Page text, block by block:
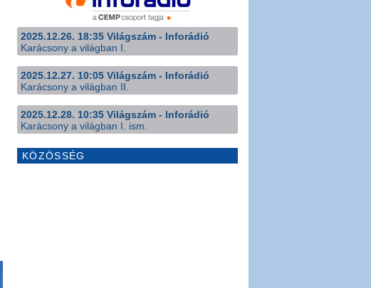
2025.12.26. 18:35 Világszám - Inforádió
Karácsony a világban I.
2025.12.27. 10:05 Világszám - Inforádió
Karácsony a világban II.
2025.12.28. 10:35 Világszám - Inforádió
Karácsony a világban I. ism.
KÖZÖSSÉG